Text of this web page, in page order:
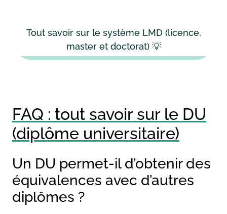
Tout savoir sur le système LMD (licence,
master et doctorat) 💡
FAQ : tout savoir sur le DU
(diplôme universitaire)
Un DU permet-il d’obtenir des
équivalences avec d’autres
diplômes ?